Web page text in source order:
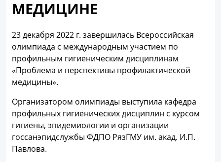
МЕДИЦИНЕ
23 декабря 2022 г. завершилась Всероссийская
олимпиада с международным участием по
профильным гигиеническим дисциплинам
«Проблема и перспективы профилактической
медицины».
Организатором олимпиады выступила кафедра
профильных гигиенических дисциплин с курсом
гигиены, эпидемиологии и организации
госсанэпидслужбы ФДПО РязГМУ им. акад. И.П.
Павлова.